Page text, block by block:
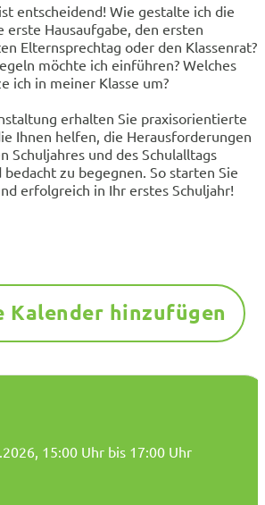
entscheidend! Wie gestalte ich die
erste Hausaufgabe, den ersten
Elternsprechtag oder den Klassenrat?
möchte ich einführen? Welches
ich in meiner Klasse um?
erhalten Sie praxisorientierte
Ihnen helfen, die Herausforderungen
Schuljahres und des Schulalltags
zu begegnen. So starten Sie
erfolgreich in Ihr erstes Schuljahr!
Kalender hinzufügen
, 15:00 Uhr bis 17:00 Uhr